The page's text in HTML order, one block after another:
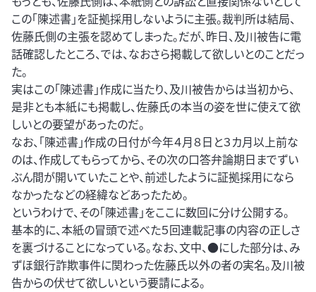
この「陳述書」を証拠採用しないように主張。裁判所は結局、
佐藤氏側の主張を認めてしまった。だが、昨日、及川被告に電
話確認したところ、では、なおさら掲載して欲しいとのことだっ
た。
実はこの「陳述書｣作成に当たり、及川被告からは当初から、
是非とも本紙にも掲載し、佐藤氏の本当の姿を世に使えて欲
しいとの要望があったのだ。
なお、「陳述書」作成の日付が今年４月８日と３カ月以上前な
のは、作成してもらってから、その次の口答弁論期日までずい
ぶん間が開いていたことや、前述したように証拠採用になら
なかったなどの経緯などあったため。
というわけで、その「陳述書」をここに数回に分け公開する。
基本的に、本紙の冒頭で述べた５回連載記事の内容の正しさ
を裏づけることになっている。なお、文中、●にした部分は、み
ずほ銀行詐欺事件に関わった佐藤氏以外の者の実名。及川被
告からの伏せて欲しいという要請による。